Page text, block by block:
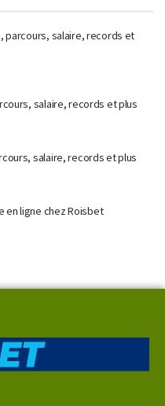
parcours, salaire, records et
salaire, records et plus
salaire, records et plus
en ligne chez Roisbet